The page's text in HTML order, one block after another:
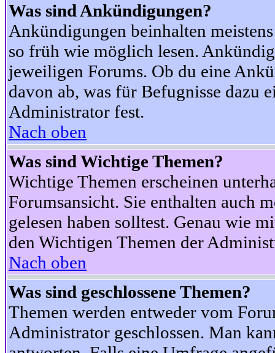
Was sind Ankündigungen?
Ankündigungen beinhalten
so früh wie möglich lesen.
jeweiligen Forums. Ob du eine
davon ab, was für Befugnisse dazu
Administrator fest.
Nach oben
Was sind Wichtige Themen?
Wichtige Themen erscheinen
Forumsansicht. Sie enthalten auch
gelesen haben solltest. Genau wie
den Wichtigen Themen der
Nach oben
Was sind geschlossene Themen?
Themen werden entweder vom
Administrator geschlossen. Man